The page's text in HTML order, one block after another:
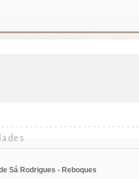
Sá Rodrigues - Reboques